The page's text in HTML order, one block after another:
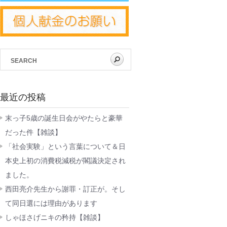
最近の投稿
末っ子5歳の誕生日会がやたらと豪華
だった件【雑談】
「社会実験」という言葉について＆日
本史上初の消費税減税が閣議決定され
ました。
西田亮介先生から謝罪・訂正が。そし
て同日選には理由があります
しゃほさげニキの矜持【雑談】